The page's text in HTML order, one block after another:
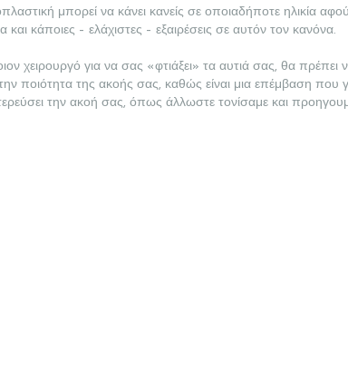
μπορεί να κάνει κανείς σε οποιαδήποτε ηλικία
κάποιες – ελάχιστες – εξαιρέσεις σε αυτόν τον κανόνα.
χειρουργό για να σας «φτιάξει» τα αυτιά σας, θα
ποιότητα της ακοής σας, καθώς είναι μια επέμβαση που
την ακοή σας, όπως άλλωστε τονίσαμε και